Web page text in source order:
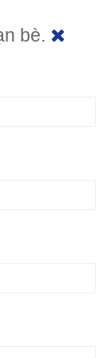
bè.